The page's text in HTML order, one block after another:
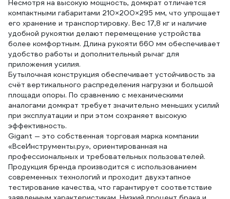
Несмотря на высокую мощность, домкрат отличается
компактными габаритами 210×200×295 мм, что упрощает
его хранение и транспортировку. Вес 17,8 кг и наличие
удобной рукоятки делают перемещение устройства
более комфортным. Длина рукояти 660 мм обеспечивает
удобство работы и дополнительный рычаг для
приложения усилия.
Бутылочная конструкция обеспечивает устойчивость за
счёт вертикального распределения нагрузки и большой
площади опоры. По сравнению с механическими
аналогами домкрат требует значительно меньших усилий
при эксплуатации и при этом сохраняет высокую
эффективность.
Gigant — это собственная торговая марка компании
«ВсеИнструменты.ру», ориентированная на
профессиональных и требовательных пользователей.
Продукция бренда производится с использованием
современных технологий и проходит двухэтапное
тестирование качества, что гарантирует соответствие